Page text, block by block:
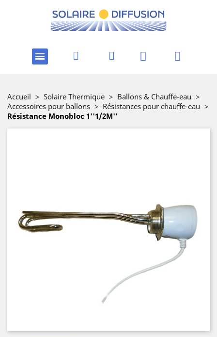
Accueil > Solaire Thermique > Ballons & Chauffe-eau >
Accessoires pour ballons > Résistances pour chauffe-eau >
Résistance Monobloc 1''1/2M''